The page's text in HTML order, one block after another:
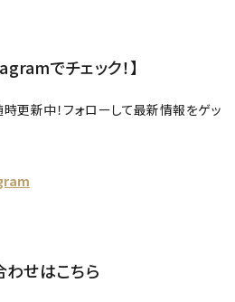
でチェック！】
更新中！フォローして最新情報をゲッ
わせはこちら